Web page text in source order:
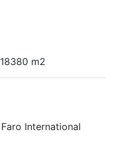
18380 m2
Faro International